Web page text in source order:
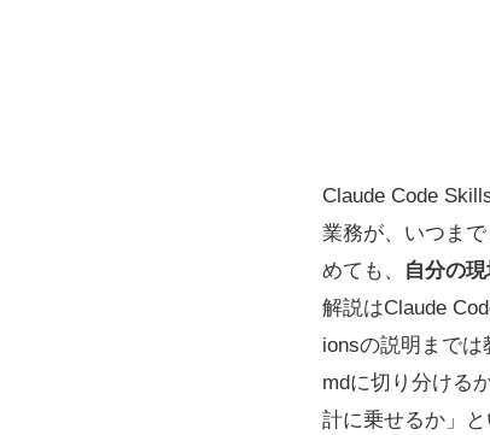
Claude Code
業務が、いつま
めても、
自分の
解説はClaude
ionsの説明まで
mdに切り分ける
計に乗せるか」